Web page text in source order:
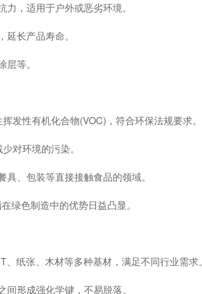
，适用于户外或恶劣环境。
长产品寿命。
等。
性有机化合物(VOC)，符合环保法规要求。
对环境的污染。
、包装等直接接触食品的领域。
色制造中的优势日益凸显。
张、木材等多种基材，满足不同行业需求。
形成强化学键，不易脱落。